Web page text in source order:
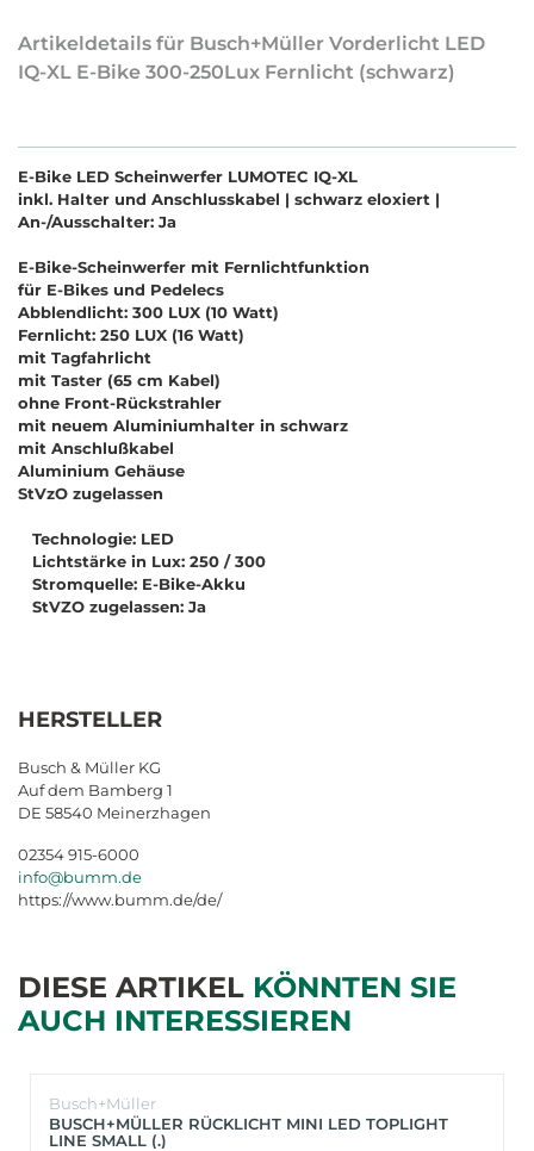
Artikeldetails für Busch+Müller Vorderlicht LED
IQ-XL E-Bike 300-250Lux Fernlicht (schwarz)
E-Bike LED Scheinwerfer LUMOTEC IQ-XL
inkl. Halter und Anschlusskabel | schwarz eloxiert |
An-/Ausschalter: Ja
E-Bike-Scheinwerfer mit Fernlichtfunktion
für E-Bikes und Pedelecs
Abblendlicht: 300 LUX (10 Watt)
Fernlicht: 250 LUX (16 Watt)
mit Tagfahrlicht
mit Taster (65 cm Kabel)
ohne Front-Rückstrahler
mit neuem Aluminiumhalter in schwarz
mit Anschlußkabel
Aluminium Gehäuse
StVzO zugelassen
Technologie: LED
Lichtstärke in Lux: 250 / 300
Stromquelle: E-Bike-Akku
StVZO zugelassen: Ja
HERSTELLER
Busch & Müller KG
Auf dem Bamberg 1
DE 58540 Meinerzhagen
02354 915-6000
info@bumm.de
https://www.bumm.de/de/
DIESE ARTIKEL KÖNNTEN SIE
AUCH INTERESSIEREN
Busch+Müller
BUSCH+MÜLLER RÜCKLICHT MINI LED TOPLIGHT
LINE SMALL (.)